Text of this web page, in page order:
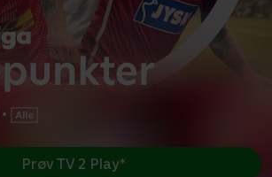
•
Prøv TV 2 Play*